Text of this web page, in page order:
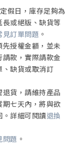
假日，庫存足夠為
或絕版、缺貨等
見訂單問題 。
授權金額，並未
款，實際請款金
、缺貨或取消訂
貨，請維持產品
七天內，將與欲
。詳細可閱讀退換
問題 。